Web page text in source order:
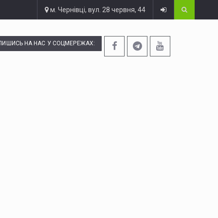
м. Чернівці, вул. 28 червня, 44
НА НАС У СОЦМЕРЕЖАХ: